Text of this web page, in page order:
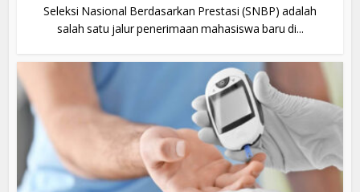
Seleksi Nasional Berdasarkan Prestasi (SNBP) adalah
salah satu jalur penerimaan mahasiswa baru di...